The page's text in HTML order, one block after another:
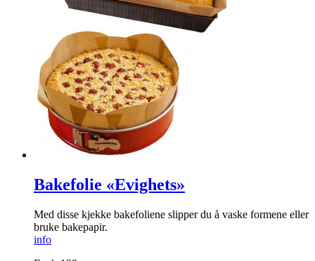
Bakefolie «Evighets»
Med disse kjekke bakefoliene slipper du å vaske formene eller
bruke bakepapir.
info